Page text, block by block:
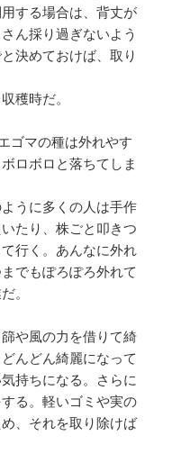
する場合は、背丈が
ん採り過ぎないよう
決めておけば、取り
穫時だ。
ゴマの種は外れやす
ロボロと落ちてしま
うに多くの人は手作
たり、株ごと叩きつ
行く。あんなに外れ
でもぽろぽろ外れて
。
や風の力を借りて綺
んどん綺麗になって
持ちになる。さらに
る。軽いゴミや実の
、それを取り除けば